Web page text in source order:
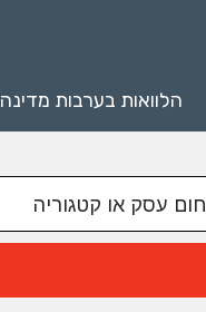
הלוואות בערבות מדינה